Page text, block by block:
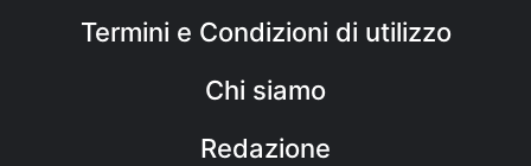
Termini e Condizioni di utilizzo
Chi siamo
Redazione